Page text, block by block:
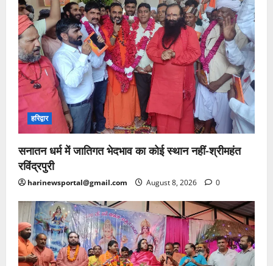
हरिद्वार
सनातन धर्म में जातिगत भेदभाव का कोई स्थान नहीं-श्रीमहंत
रविंद्रपुरी
harinewsportal@gmail.com August 8, 2026 0